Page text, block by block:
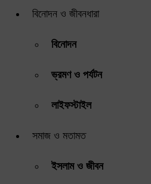
বিনোদন ও জীবনধারা
বিনোদন
ভ্রমণ ও পর্যটন
লাইফস্টাইল
সমাজ ও মতামত
ইসলাম ও জীবন